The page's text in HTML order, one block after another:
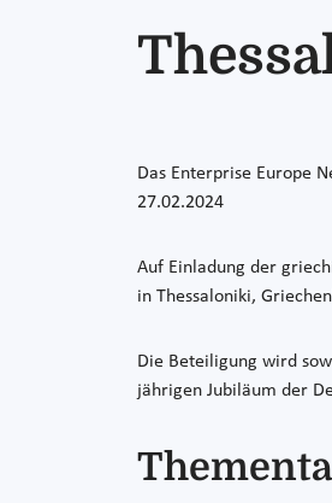
Das Enterprise Europe
27.02.2024
Auf Einladung der
in Thessaloniki,
Die Beteiligung wird
jährigen Jubiläum der